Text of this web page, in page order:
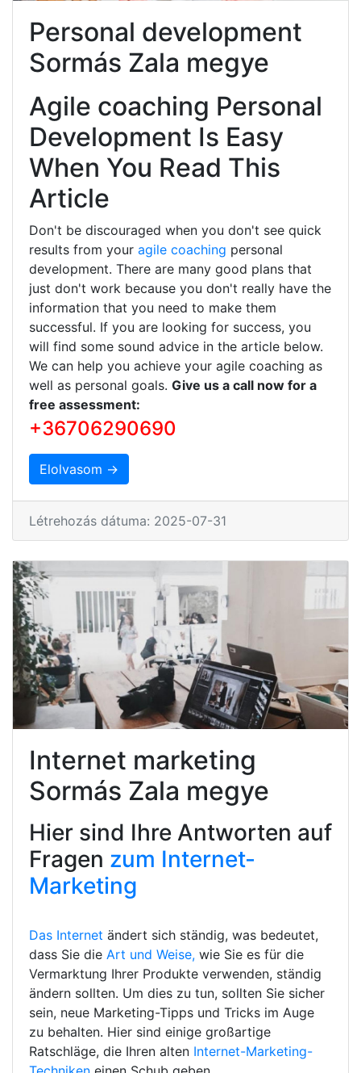
Personal development
Sormás Zala megye
Agile coaching Personal
Development Is Easy
When You Read This
Article
Don't be discouraged when you don't see quick
results from your agile coaching personal
development. There are many good plans that
just don't work because you don't really have the
information that you need to make them
successful. If you are looking for success, you
will find some sound advice in the article below.
We can help you achieve your agile coaching as
well as personal goals. Give us a call now for a
free assessment:
+36706290690
Elolvasom →
Létrehozás dátuma: 2025-07-31
Internet marketing
Sormás Zala megye
Hier sind Ihre Antworten auf
Fragen zum Internet-
Marketing
Das Internet ändert sich ständig, was bedeutet,
dass Sie die Art und Weise, wie Sie es für die
Vermarktung Ihrer Produkte verwenden, ständig
ändern sollten. Um dies zu tun, sollten Sie sicher
sein, neue Marketing-Tipps und Tricks im Auge
zu behalten. Hier sind einige großartige
Ratschläge, die Ihren alten Internet-Marketing-